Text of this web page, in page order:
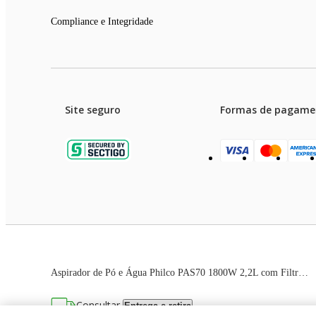
Consultar Entrega e retira
Compliance e Integridade
Site seguro Formas de
As imagens dos produtos são meramente ilustrativas.